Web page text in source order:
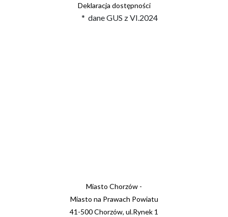
Deklaracja dostępności
* dane GUS z VI.2024
Miasto Chorzów -
Miasto na Prawach Powiatu
41-500 Chorzów, ul.Rynek 1